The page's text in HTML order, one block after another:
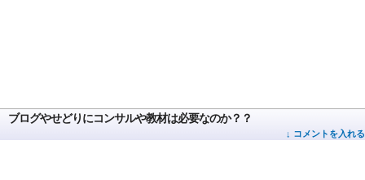
ブログやせどりにコンサルや教材は必要なのか？？
↓ コメントを入れる